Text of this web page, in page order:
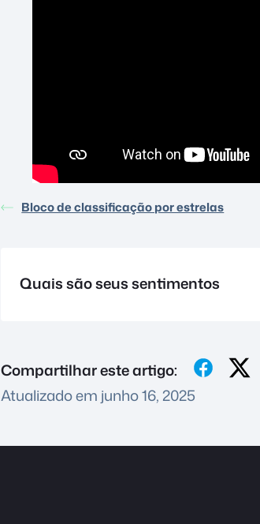
Bloco de classificação por estrelas
Quais são seus sentimentos
Compartilhar este artigo:
Atualizado em junho 16, 2025